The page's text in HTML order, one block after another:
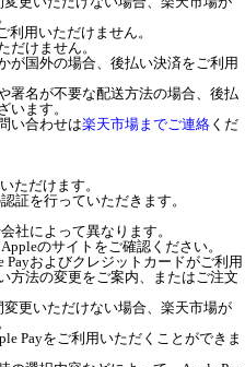
用いただけません。
けません。
国外の場合、後払い決済をご利用
署名が不要な配送方法の場合、後払
います。
い合わせは楽天市場までご連絡 くだ
ただけます。
証を行っていただきます。
社によって異なります。
のサイトをご確認ください。
およびクレジットカードがご利用
方法の変更をご案内、またはご注文
更いただけない場合、楽天市場が
Payをご利用いただくことができま